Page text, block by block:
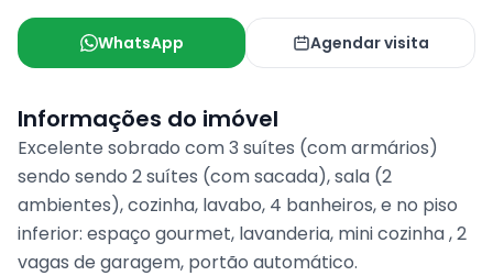
WhatsApp Agendar visita
Informações do imóvel
Excelente sobrado com 3 suítes (com armários)
sendo sendo 2 suítes (com sacada), sala (2
ambientes), cozinha, lavabo, 4 banheiros, e no piso
inferior: espaço gourmet, lavanderia, mini cozinha , 2
vagas de garagem, portão automático.